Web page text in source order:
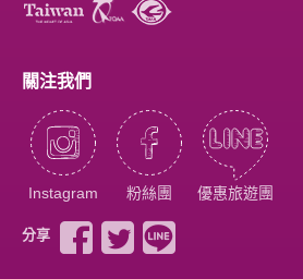
關注我們
Instagram 粉絲團 優惠旅遊團
分享